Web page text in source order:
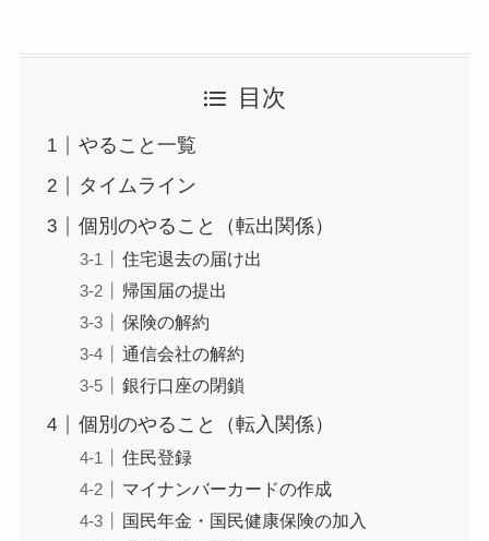
目次
やること一覧
タイムライン
個別のやること（転出関係）
住宅退去の届け出
帰国届の提出
保険の解約
通信会社の解約
銀行口座の閉鎖
個別のやること（転入関係）
住民登録
マイナンバーカードの作成
国民年金・国民健康保険の加入